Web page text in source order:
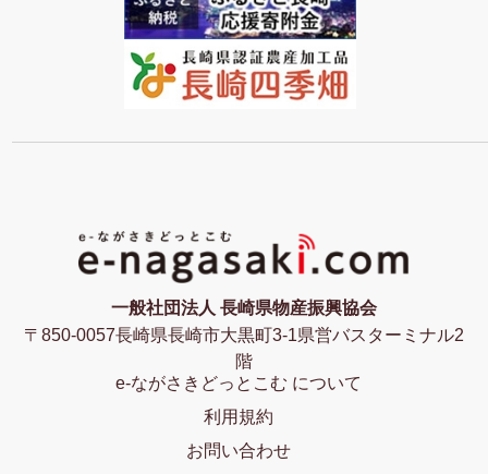
一般社団法人 長崎県物産振興協会
〒850-0057長崎県長崎市大黒町3-1県営バスターミナル2
階
e-ながさきどっとこむ について
利用規約
お問い合わせ